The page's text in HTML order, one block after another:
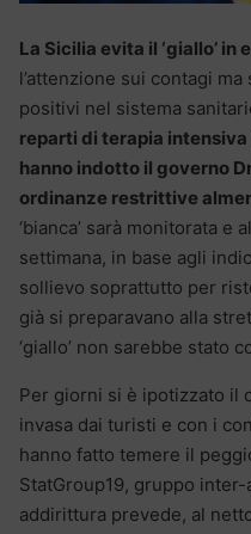
La Sicilia evita il ‘giallo’ in
l’attenzione sui contagi
positivi nel sistema
reparti di terapia intensiva
hanno indotto il governo
ordinanze restrittive
‘bianca’ sarà monitorata e
settimana, in base agli
sollievo soprattutto per
già si preparavano alla
‘giallo’ non sarebbe stato
Per giorni si è ipotizzato il
invasa dai turisti e con i
hanno fatto temere il
StatGroup19, gruppo
addirittura prevede, al